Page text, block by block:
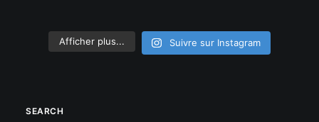
Afficher plus... Suivre sur Instagram
SEARCH